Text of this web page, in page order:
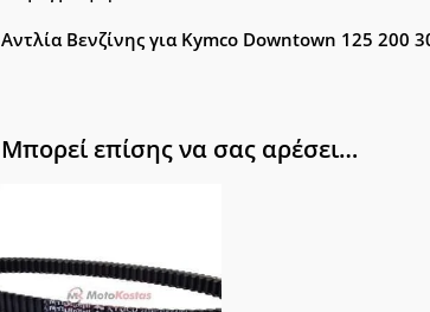
Αντλία Βενζίνης για Kymco Downtown 125 200
Μπορεί επίσης να σας αρέσει…